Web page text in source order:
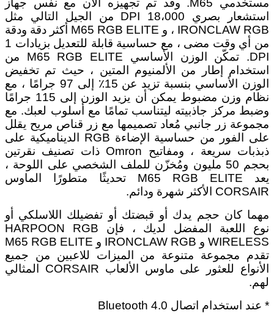
مستخدمي M65. وقد تم تجهيزه الآن مع نفس جهاز
استشعار بصري 18،000 DPI من الجيل التالي مثل
IRONCLAW RGB ، و M65 RGB ELITE أكثر دقة ودقة
من أي وقت مضى ، مع حساسية قابلة للتعديل بزيادات 1
DPI. تمكّن الوزن الأساسي M65 RGB ELITE من
استخدام إطار من الألمنيوم المتين ، حيث تم تخفيض
الوزن الأساسي بنسبة تزيد عن 15٪ إلى 97 جرامًا ، مع
نظام وزن مضبوط يمكن أن يزيد الوزن إلى 115 جرامًا
وضبط مركز جاذبيته ليتناسب تمامًا مع أسلوب لعبك. مع
مجموعة زر جانبي مُعاد تصميمها مع زر قناص مريح يقلل
على الفور من حساسية الإضاءة RGB الديناميكية على
ذبذبات سريعة ، ومفاتيح Omron ذات تصنيف نقرتين
بحجم 50 مليون ومُخزّن للملف الشخصي على اللوحة ،
يعد M65 RGB ELITE تحديثًا متطورًا الماوس
CORSAIR الأكثر شهرة ودائم.
مهما كان حجم يدك أو قبضتك أو تفضيلك اللاسلكي أو
نوع اللعبة المفضل لديك ، فإن HARPOON RGB
WIRELESS و IRONCLAW RGB و M65 RGB ELITE
تقدم مجموعة متنوعة من الميزات للاعبين من جميع
الأنواع للعثور على ماوس الألعاب CORSAIR المثالي
لهم.
* عند استخدام اتصال Bluetooth 4.0